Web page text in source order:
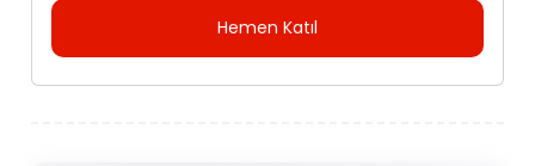
Hemen Katıl